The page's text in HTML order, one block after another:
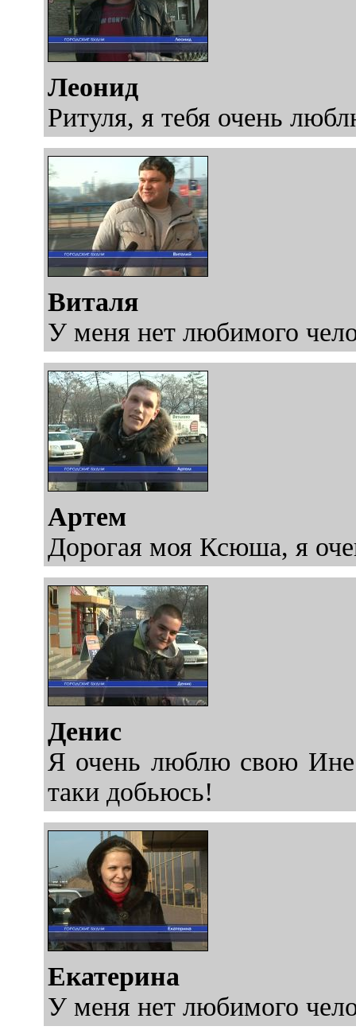
Леонид
Ритуля, я тебя очень
Виталя
У меня нет любимого
Артем
Дорогая моя Ксюша, я
Денис
Я очень люблю свою
таки добьюсь!
Екатерина
У меня нет любимого